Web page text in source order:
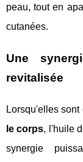
peau, tout en
cutanées.
Une
revitalisée
Lorsqu'elles
le corps, l'huile
synergie